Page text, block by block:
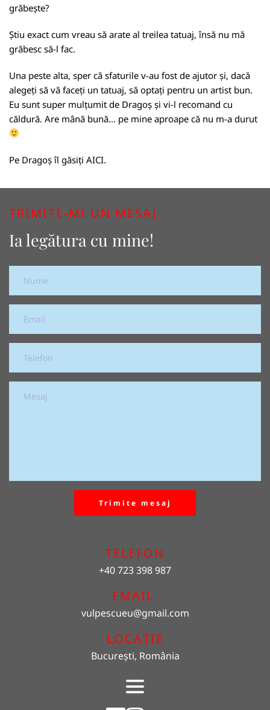
grăbește?
Știu exact cum vreau să arate al treilea tatuaj, însă nu mă
grăbesc să-l fac.
Una peste alta, sper că sfaturile v-au fost de ajutor și, dacă
alegeți să vă faceți un tatuaj, să optați pentru un artist bun.
Eu sunt super mulțumit de Dragoș și vi-l recomand cu
căldură. Are mână bună... pe mine aproape că nu m-a durut
Pe Dragoș îl găsiți AICI.
TRIMITE-MI UN MESAJ
Ia legătura cu mine!
Trimite mesaj
TELEFON
+40 723 398 987
EMAIL
vulpescueu@gmail.com
LOCAȚIE
București, România